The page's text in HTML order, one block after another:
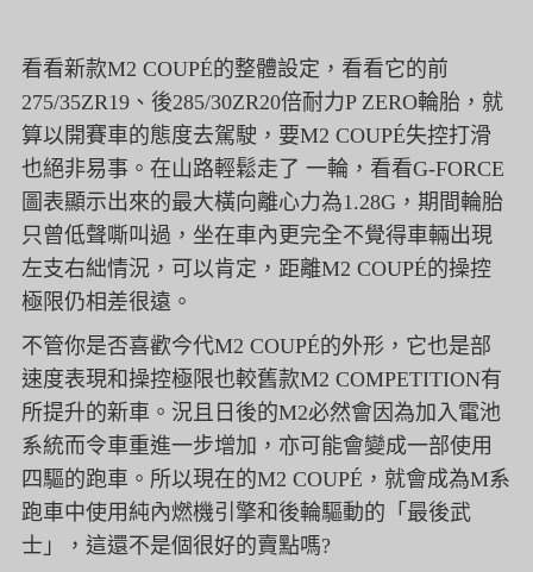
看看新款M2 COUPÉ的整體設定，看看它的前
275/35ZR19、後285/30ZR20倍耐力P ZERO輪胎，就
算以開賽車的態度去駕駛，要M2 COUPÉ失控打滑
也絕非易事。在山路輕鬆走了 一輪，看看G-FORCE
圖表顯示出來的最大橫向離心力為1.28G，期間輪胎
只曾低聲嘶叫過，坐在車內更完全不覺得車輛出現
左支右絀情況，可以肯定，距離M2 COUPÉ的操控
極限仍相差很遠。
不管你是否喜歡今代M2 COUPÉ的外形，它也是部
速度表現和操控極限也較舊款M2 COMPETITION有
所提升的新車。況且日後的M2必然會因為加入電池
系統而令車重進一步增加，亦可能會變成一部使用
四驅的跑車。所以現在的M2 COUPÉ，就會成為M系
跑車中使用純內燃機引擎和後輪驅動的「最後武
士」，這還不是個很好的賣點嗎?